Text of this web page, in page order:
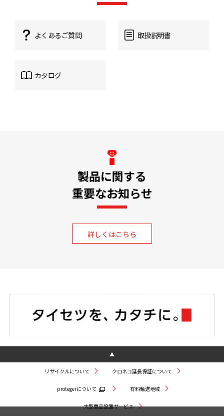
よくあるご質問 取扱説明書
カタログ
製品に関する
重要なお知らせ
詳しくはこちら
リサイクルについて クロネコ延長保証について
protegerについて 有料輸送地域
大型商品設置サービス